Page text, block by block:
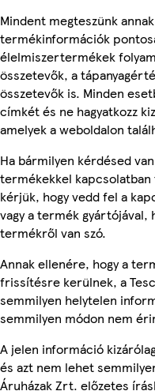
Mindent megteszünk
termékinformációk
élelmiszertermékek
összetevők, a
összetevők is. Minden
címkét és ne hagyatkozz
amelyek a weboldalon
Ha bármilyen kérdésed
termékekkel
kérjük, hogy vedd fel a
vagy a termék gyártójával,
termékről van szó.
Annak ellenére, hogy a
frissítésre kerülnek, a
semmilyen helytelen
semmilyen módon nem
A jelen információ
és azt nem lehet
Áruházak Zrt. előzetes